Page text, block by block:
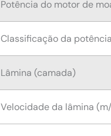
Potência do motor de
Classificação da
Lâmina (camada)
Velocidade da lâmina